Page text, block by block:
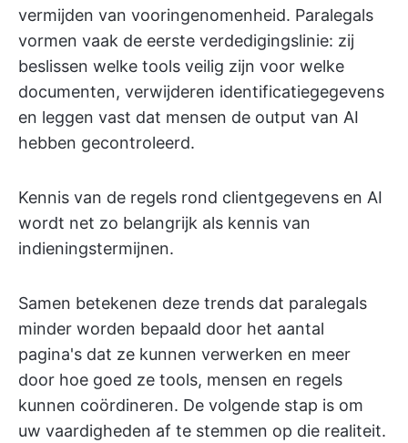
vermijden van vooringenomenheid. Paralegals
vormen vaak de eerste verdedigingslinie: zij
beslissen welke tools veilig zijn voor welke
documenten, verwijderen identificatiegegevens
en leggen vast dat mensen de output van AI
hebben gecontroleerd.
Kennis van de regels rond clientgegevens en AI
wordt net zo belangrijk als kennis van
indieningstermijnen.
Samen betekenen deze trends dat paralegals
minder worden bepaald door het aantal
pagina's dat ze kunnen verwerken en meer
door hoe goed ze tools, mensen en regels
kunnen coördineren. De volgende stap is om
uw vaardigheden af te stemmen op die realiteit.